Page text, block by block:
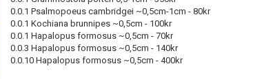
0.0.1 Psalmopoeus cambridgei ~0,5cm-1cm - 80kr
0.0.1 Kochiana brunnipes ~0,5cm - 100kr
0.0.1 Hapalopus formosus ~0,5cm - 70kr
0.0.3 Hapalopus formosus ~0,5cm - 140kr
0.0.10 Hapalopus formosus ~0,5cm - 400kr
Förnya annons
Kan förnyas om
Inaktivera annons